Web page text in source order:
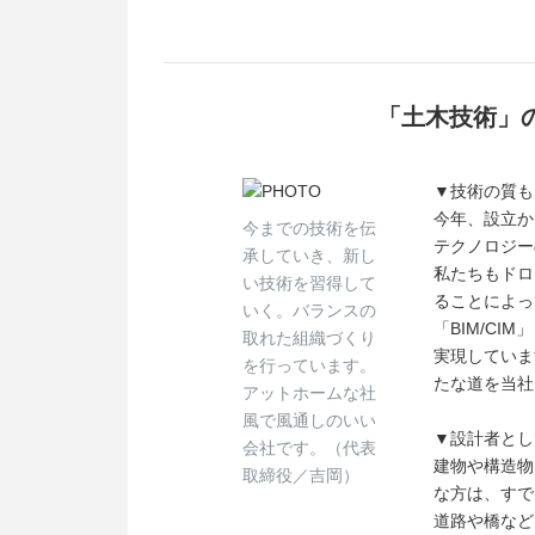
「土木技術
今までの技術を伝
承していき、新し
い技術を習得して
いく。バランスの
取れた組織づくり
を行っています。
アットホームな社
風で風通しのいい
会社です。（代表
取締役／吉岡）
▼技術の質
今年、設立
テクノロジ
私たちもド
ることによ
「BIM/CIM
実現してい
たな道を当
▼設計者と
建物や構造
な方は、す
道路や橋な